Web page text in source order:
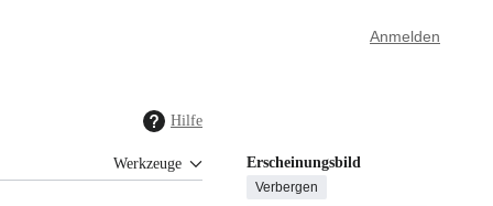
Anmelden
Hilfe
Werkzeuge Erscheinungsbild
Verbergen